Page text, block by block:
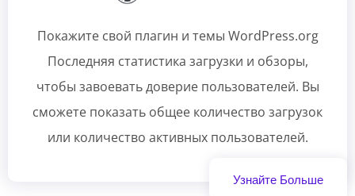
Покажите свой плагин и темы WordPress.org
Последняя статистика загрузки и обзоры,
чтобы завоевать доверие пользователей. Вы
сможете показать общее количество загрузок
или количество активных пользователей.
Узнайте Больше